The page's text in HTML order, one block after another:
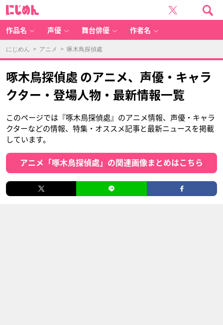
作品名 声優 舞台俳優 作者名
にじめん > アニメ > 啄木鳥探偵處
啄木鳥探偵處 のアニメ、声優・キャラ
クター・登場人物・最新情報一覧
このページでは『啄木鳥探偵處』のアニメ情報、声優・キャラ
クターなどの情報、特集・オススメ記事と最新ニュースを掲載
しています。
アニメ「啄木鳥探偵處」の関連画像まとめはこちら